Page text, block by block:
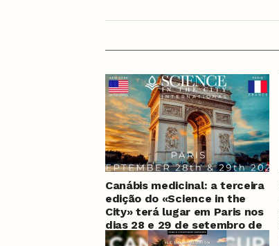
Canábis medicinal: a terceira
edição do «Science in the
City» terá lugar em Paris nos
dias 28 e 29 de setembro de
2026